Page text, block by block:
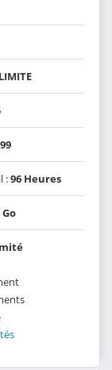
:96 Heures
Go